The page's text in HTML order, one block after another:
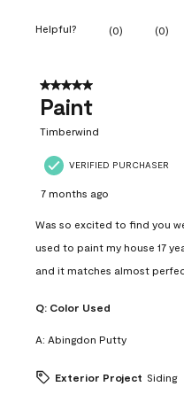
Helpful? (0) (0)
5 out of 5 stars.
Paint
Timberwind
VERIFIED PURCHASER
7 months ago
Was so excited to find you
used to paint my house 17
and it matches almost
Q: Color Used
A: Abingdon Putty
Exterior Project Siding